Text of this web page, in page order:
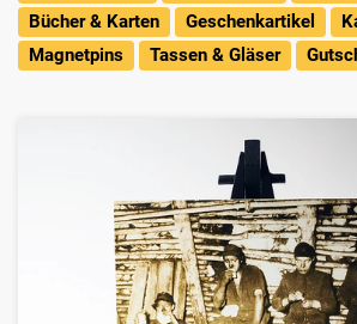
Bücher & Karten
Geschenkartikel
Magnetpins
Tassen & Gläser